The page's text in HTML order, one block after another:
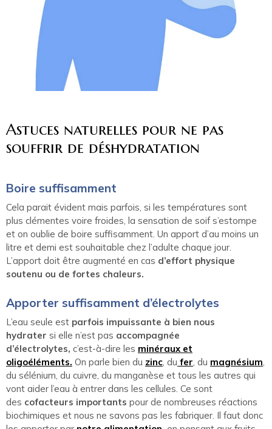
Astuces naturelles pour ne pas
souffrir de déshydratation
Boire suffisamment
Cela parait évident mais parfois, si les températures sont
plus clémentes voire froides, la sensation de soif s’estompe
et on oublie de boire suffisamment. Un apport d’au moins un
litre et demi est souhaitable chez l’adulte chaque jour.
L’apport doit être augmenté en cas d’effort physique
soutenu ou de fortes chaleurs.
Apporter suffisamment d’électrolytes
L’eau seule est parfois impuissante à bien nous
hydrater si elle n’est pas accompagnée
d’électrolytes, c’est-à-dire les minéraux et
oligoéléments. On parle bien du zinc, du fer, du magnésium,
du sélénium, du cuivre, du manganèse et tous les autres qui
vont aider l’eau à entrer dans les cellules. Ce sont
des cofacteurs importants pour de nombreuses réactions
biochimiques et nous ne savons pas les fabriquer. Il faut donc